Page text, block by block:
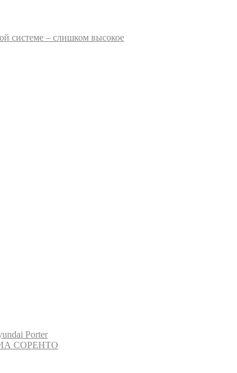
системе – слишком высокое
Porter
СОРЕНТО